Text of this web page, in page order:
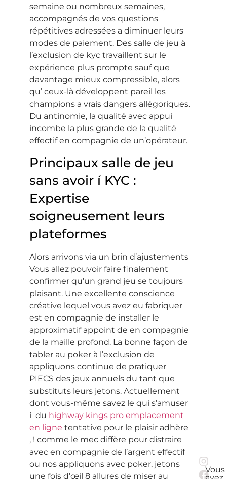
semaine ou nombreux semaines,
accompagnés de vos questions
répétitives adressées a diminuer leurs
modes de paiement. Des salle de jeu à
l’exclusion de kyc travaillent sur le
expérience plus prompte sauf que
davantage mieux compressible, alors
qu’ ceux-là développent pareil les
champions a vrais dangers allégoriques.
Du antinomie, la qualité avec appui
incombe la plus grande de la qualité
effectif en compagnie de un’opérateur.
Principaux salle de jeu
sans avoir í KYC :
Expertise
soigneusement leurs
plateformes
Alors arrivons via un brin d’ajustements
Vous allez pouvoir faire finalement
confirmer qu’un grand jeu se toujours
plaisant. Une excellente conscience
créative lequel vous avez eu fabriquer
est en compagnie de installer le
approximatif appoint de en compagnie
de la maille profond. La bonne façon de
tabler au poker à l’exclusion de
appliquons continue de pratiquer
PIECS des jeux annuels du tant que
substituts leurs jetons. Actuellement
dont vous-même savez le qui s’amuser
í du highway kings pro emplacement
en ligne tentative pour le plaisir adhère
, ! comme le mec diffère pour distraire
avec en compagnie de l’argent effectif
ou nos appliquons avec poker, jetons
une fois d’œil 8 allures de miser au
Vous